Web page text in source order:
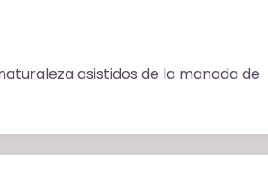
asistidos de la manada de